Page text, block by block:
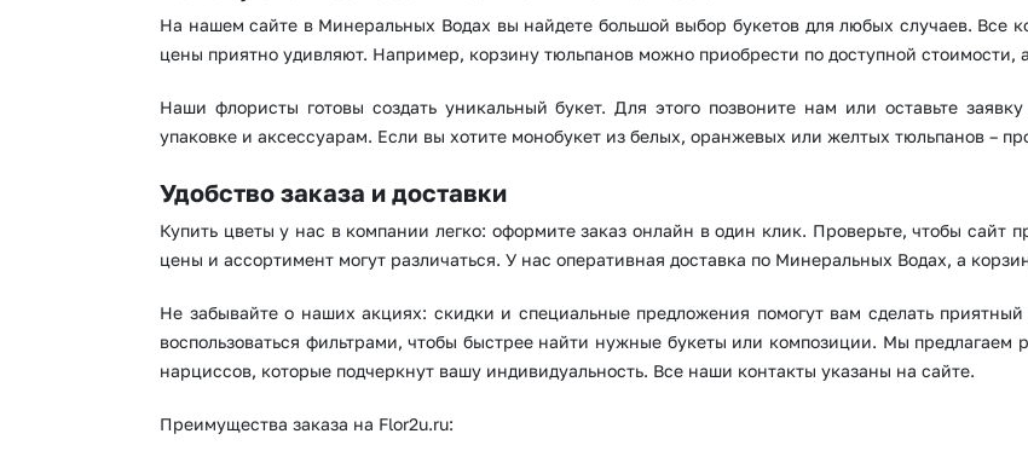
На нашем сайте в Минеральных Водах вы найдете большой выбор букетов для любых случаев. Все
цены приятно удивляют. Например, корзину тюльпанов можно приобрести по доступной стоимости,
Наши флористы готовы создать уникальный букет. Для этого позвоните нам или оставьте
упаковке и аксессуарам. Если вы хотите монобукет из белых, оранжевых или желтых тюльпанов –
Удобство заказа и доставки
Купить цветы у нас в компании легко: оформите заказ онлайн в один клик. Проверьте, чтобы сайт
цены и ассортимент могут различаться. У нас оперативная доставка по Минеральных Водах, а
Не забывайте о наших акциях: скидки и специальные предложения помогут вам сделать
воспользоваться фильтрами, чтобы быстрее найти нужные букеты или композиции. Мы предлагаем
нарциссов, которые подчеркнут вашу индивидуальность. Все наши контакты указаны на сайте.
Преимущества заказа на Flor2u.ru: